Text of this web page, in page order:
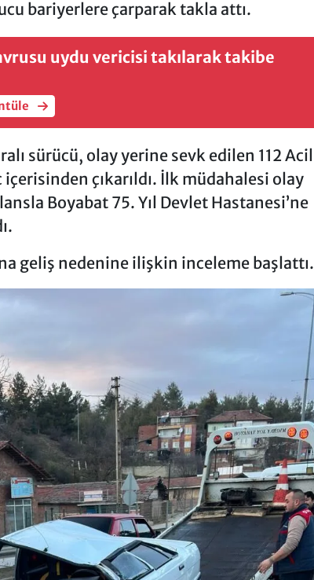
bariyerlere çarparak takla attı.
uydu vericisi takılarak takibe
sürücü, olay yerine sevk edilen 112 Acil
çıkarıldı. İlk müdahalesi olay
Boyabat 75. Yıl Devlet Hastanesi’ne
geliş nedenine ilişkin inceleme başlattı.